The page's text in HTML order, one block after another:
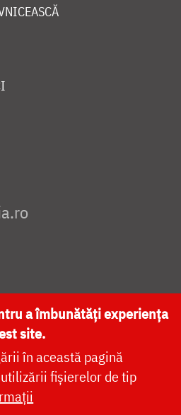
CATEDRALA NAȚIONALĂ
a îmbunătăți experiența
site.
în această pagină
fișierelor de tip